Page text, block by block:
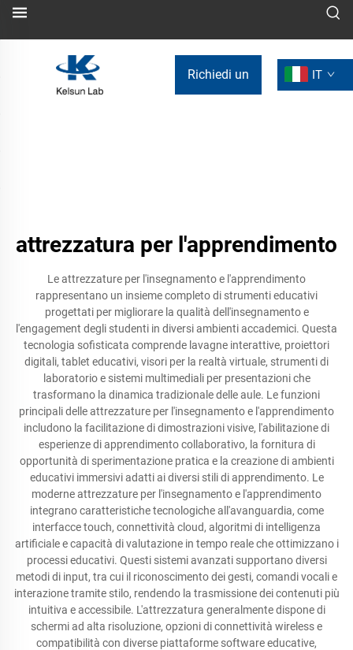
Richiedi un IT
attrezzatura per l'apprendimento
Le attrezzature per l'insegnamento e l'apprendimento
rappresentano un insieme completo di strumenti educativi
progettati per migliorare la qualità dell'insegnamento e
l'engagement degli studenti in diversi ambienti accademici. Questa
tecnologia sofisticata comprende lavagne interattive, proiettori
digitali, tablet educativi, visori per la realtà virtuale, strumenti di
laboratorio e sistemi multimediali per presentazioni che
trasformano la dinamica tradizionale delle aule. Le funzioni
principali delle attrezzature per l'insegnamento e l'apprendimento
includono la facilitazione di dimostrazioni visive, l'abilitazione di
esperienze di apprendimento collaborativo, la fornitura di
opportunità di sperimentazione pratica e la creazione di ambienti
educativi immersivi adatti ai diversi stili di apprendimento. Le
moderne attrezzature per l'insegnamento e l'apprendimento
integrano caratteristiche tecnologiche all'avanguardia, come
interfacce touch, connettività cloud, algoritmi di intelligenza
artificiale e capacità di valutazione in tempo reale che ottimizzano i
processi educativi. Questi sistemi avanzati supportano diversi
metodi di input, tra cui il riconoscimento dei gesti, comandi vocali e
interazione tramite stilo, rendendo la trasmissione dei contenuti più
intuitiva e accessibile. L'attrezzatura generalmente dispone di
schermi ad alta risoluzione, opzioni di connettività wireless e
compatibilità con diverse piattaforme software educative,